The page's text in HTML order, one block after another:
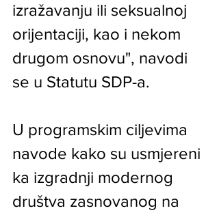
izražavanju ili seksualnoj
orijentaciji, kao i nekom
drugom osnovu", navodi
se u Statutu SDP-a.
U programskim ciljevima
navode kako su usmjereni
ka izgradnji modernog
društva zasnovanog na